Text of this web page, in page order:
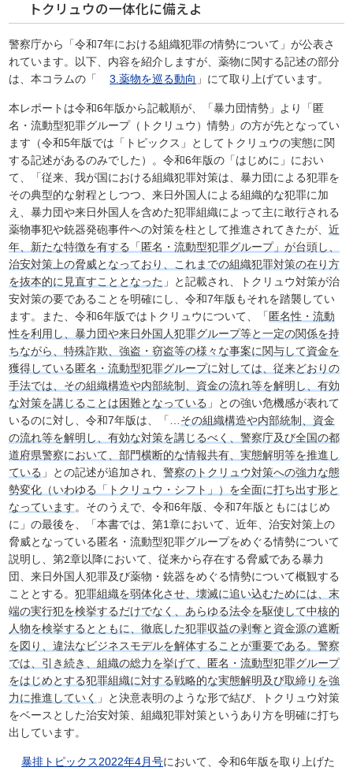
トクリュウの一体化に備えよ
警察庁から「令和7年における組織犯罪の情勢について」が公表さ
れています。以下、内容を紹介しますが、薬物に関する記述の部分
は、本コラムの「
3.薬物を巡る動向 」にて取り上げています。
本レポートは令和6年版から記載順が、「暴力団情勢」より「匿
名・流動型犯罪グループ（トクリュウ）情勢」の方が先となってい
ます（令和5年版では「トピックス」としてトクリュウの実態に関
する記述があるのみでした）。令和6年版の「はじめに」におい
て、「従来、我が国における組織犯罪対策は、暴力団による犯罪を
その典型的な射程としつつ、来日外国人による組織的な犯罪に加
え、暴力団や来日外国人を含めた犯罪組織によって主に敢行される
薬物事犯や銃器発砲事件への対策を柱として推進されてきたが、近
年、新たな特徴を有する「匿名・流動型犯罪グループ」が台頭し、
治安対策上の脅威となっており、これまでの組織犯罪対策の在り方
を抜本的に見直すこととなった 」と記載され、トクリュウ対策が治
安対策の要であることを明確にし、令和7年版もそれを踏襲してい
ます。また、令和6年版ではトクリュウについて、「 匿名性・流動
性を利用し、暴力団や来日外国人犯罪グループ等と一定の関係を持
ちながら、特殊詐欺、強盗・窃盗等の様々な事案に関与して資金を
獲得している匿名・流動型犯罪グループに対しては、従来どおりの
手法では、その組織構造や内部統制、資金の流れ等を解明し、有効
な対策を講じることは困難となっている 」との強い危機感が表れて
いるのに対し、令和7年版は、「… その組織構造や内部統制、資金
の流れ等を解明し、有効な対策を講じるべく、警察庁及び全国の都
道府県警察において、部門横断的な情報共有、実態解明等を推進し
ている 」との記述が追加され、警察のトクリュウ対策への強力な態
勢変化（いわゆる「トクリュウ・シフト」）を全面に打ち出す形と
なっています。そのうえで、令和6年版、令和7年版ともにはじめ
に」の最後を、「本書では、第1章において、近年、治安対策上の
脅威となっている匿名・流動型犯罪グループをめぐる情勢について
説明し、第2章以降において、従来から存在する脅威である暴力
団、来日外国人犯罪及び薬物・銃器をめぐる情勢について概観する
こととする。犯罪組織を弱体化させ、壊滅に追い込むためには、末
端の実行犯を検挙するだけでなく、あらゆる法令を駆使して中核的
人物を検挙するとともに、徹底した犯罪収益の剥奪と資金源の遮断
を図り、違法なビジネスモデルを解体することが重要である。警察
では、引き続き、組織の総力を挙げて、匿名・流動型犯罪グループ
をはじめとする犯罪組織に対する戦略的な実態解明及び取締りを強
力に推進していく
」と決意表明のような形で結び、トクリュウ対策
をベースとした治安対策、組織犯罪対策というあり方を明確に打ち
出しています。
暴排トピックス2022年4月号において、令和6年版を取り上げた